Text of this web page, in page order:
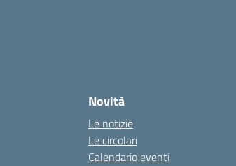
Novità
Le notizie
Le circolari
Calendario eventi